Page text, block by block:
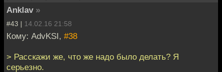
Anklav »
#43 | 14.02.16 21:58
Кому: AdvKSI, #38
> Расскажи же, что же надо было делать? Я
серьезно.